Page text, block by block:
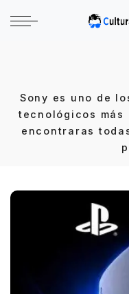
Sony es uno de
tecnológicos más
encontraras